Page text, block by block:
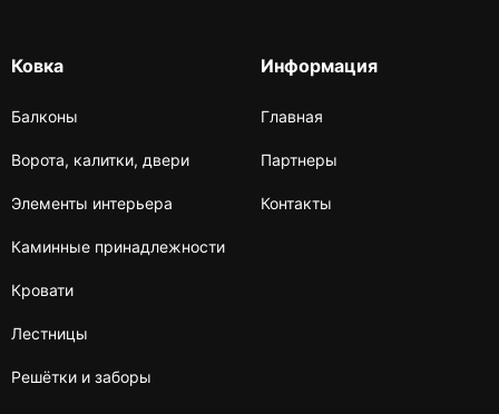
Ковка
Балконы
Ворота, калитки, двери
Элементы интерьера
Каминные принадлежности
Кровати
Лестницы
Решётки и заборы
Информация
Главная
Партнеры
Контакты